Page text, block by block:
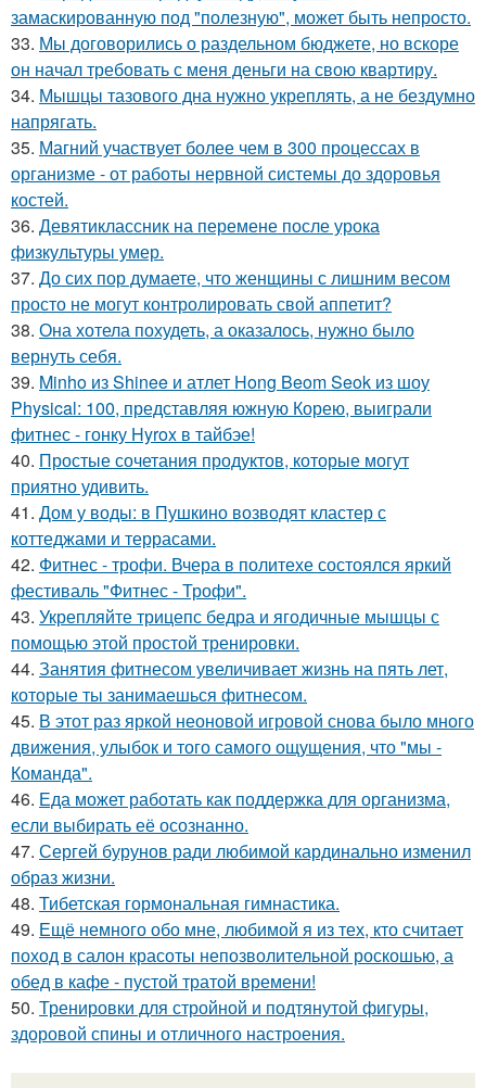
замаскированную под "полезную", может быть непросто.
33. Мы договорились о раздельном бюджете, но вскоре
он начал требовать с меня деньги на свою квартиру.
34. Мышцы тазового дна нужно укреплять, а не бездумно
напрягать.
35. Магний участвует более чем в 300 процессах в
организме - от работы нервной системы до здоровья
костей.
36. Девятиклассник на перемене после урока
физкультуры умер.
37. До сих пор думаете, что женщины с лишним весом
просто не могут контролировать свой аппетит?
38. Она хотела похудеть, а оказалось, нужно было
вернуть себя.
39. Minho из Shinee и атлет Hong Beom Seok из шоу
Physical: 100, представляя южную Корею, выиграли
фитнес - гонку Hyrox в тайбэе!
40. Простые сочетания продуктов, которые могут
приятно удивить.
41. Дом у воды: в Пушкино возводят кластер с
коттеджами и террасами.
42. Фитнес - трофи. Вчера в политехе состоялся яркий
фестиваль "Фитнес - Трофи".
43. Укрепляйте трицепс бедра и ягодичные мышцы с
помощью этой простой тренировки.
44. Занятия фитнесом увеличивает жизнь на пять лет,
которые ты занимаешься фитнесом.
45. В этот раз яркой неоновой игровой снова было много
движения, улыбок и того самого ощущения, что "мы -
Команда".
46. Еда может работать как поддержка для организма,
если выбирать её осознанно.
47. Сергей бурунов ради любимой кардинально изменил
образ жизни.
48. Тибетская гормональная гимнастика.
49. Ещё немного обо мне, любимой я из тех, кто считает
поход в салон красоты непозволительной роскошью, а
обед в кафе - пустой тратой времени!
50. Тренировки для стройной и подтянутой фигуры,
здоровой спины и отличного настроения.